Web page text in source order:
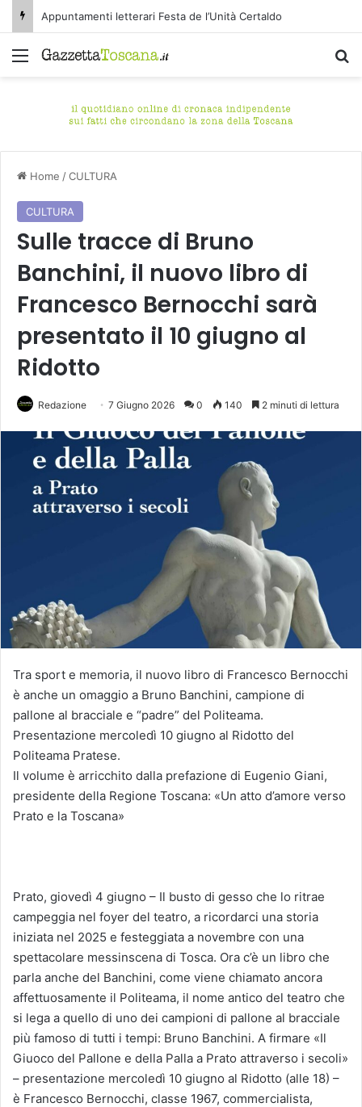
Appuntamenti letterari Festa de l’Unità Certaldo
Menu
Home /CULTURA
CULTURA
Sulle tracce di Bruno
Banchini, il nuovo libro di
Francesco Bernocchi sarà
presentato il 10 giugno al
Ridotto
Redazione 7 Giugno 2026 0 140 2 minuti di lettura
Tra sport e memoria, il nuovo libro di Francesco Bernocchi
è anche un omaggio a Bruno Banchini, campione di
pallone al bracciale e “padre” del Politeama.
Presentazione mercoledì 10 giugno al Ridotto del
Politeama Pratese.
Il volume è arricchito dalla prefazione di Eugenio Giani,
presidente della Regione Toscana: «Un atto d’amore verso
Prato e la Toscana»
Prato, giovedì 4 giugno – Il busto di gesso che lo ritrae
campeggia nel foyer del teatro, a ricordarci una storia
iniziata nel 2025 e festeggiata a novembre con una
spettacolare messinscena di Tosca. Ora c’è un libro che
parla anche del Banchini, come viene chiamato ancora
affettuosamente il Politeama, il nome antico del teatro che
si lega a quello di uno dei campioni di pallone al bracciale
più famoso di tutti i tempi: Bruno Banchini. A firmare «Il
Giuoco del Pallone e della Palla a Prato attraverso i secoli»
– presentazione mercoledì 10 giugno al Ridotto (alle 18) –
è Francesco Bernocchi, classe 1967, commercialista,